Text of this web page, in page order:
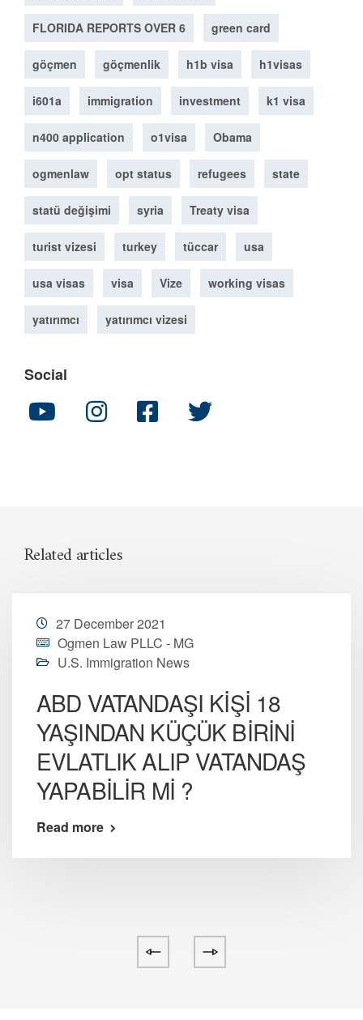
FLORIDA REPORTS OVER 6 green card
göçmen göçmenlik h1b visa h1visas
i601a immigration investment k1 visa
n400 application o1visa Obama
ogmenlaw opt status refugees state
statü değişimi syria Treaty visa
turist vizesi turkey tüccar usa
usa visas visa Vize working visas
yatırımcı yatırımcı vizesi
Social
Related articles
27 December 2021
Ogmen Law PLLC - MG
U.S. Immigration News
ABD VATANDAŞI KİŞİ 18
YAŞINDAN KÜÇÜK BİRİNİ
EVLATLIK ALIP VATANDAŞ
YAPABİLİR Mİ ?
Read more